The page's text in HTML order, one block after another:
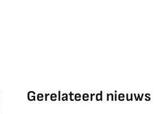
Gerelateerd nieuws